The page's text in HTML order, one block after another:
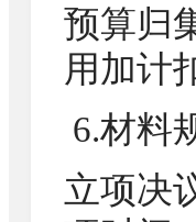
预算归
用加计
6.材料
立项决